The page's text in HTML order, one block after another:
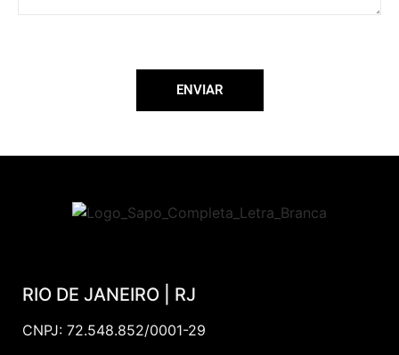
ENVIAR
RIO DE JANEIRO | RJ
CNPJ: 72.548.852/0001-29